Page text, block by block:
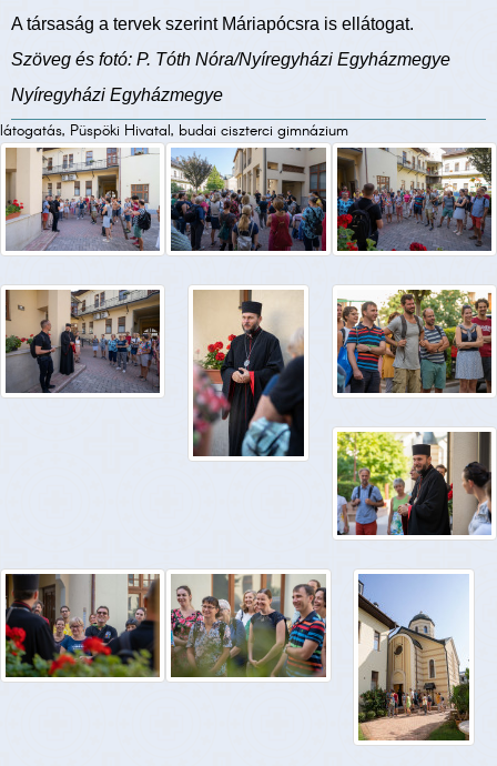
A társaság a tervek szerint Máriapócsra is ellátogat.
Szöveg és fotó: P. Tóth Nóra/Nyíregyházi Egyházmegye
Nyíregyházi Egyházmegye
látogatás, Püspöki Hivatal, budai ciszterci gimnázium